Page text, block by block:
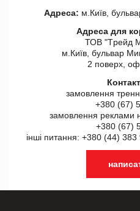
Адреса: м.Київ,
Адреса для
ТОВ "Tрейд
м.Київ, бульвар
2 поверх,
замовлення
+380 (67)
замовлення реклами
+380 (67)
інші питання: +380 (44)